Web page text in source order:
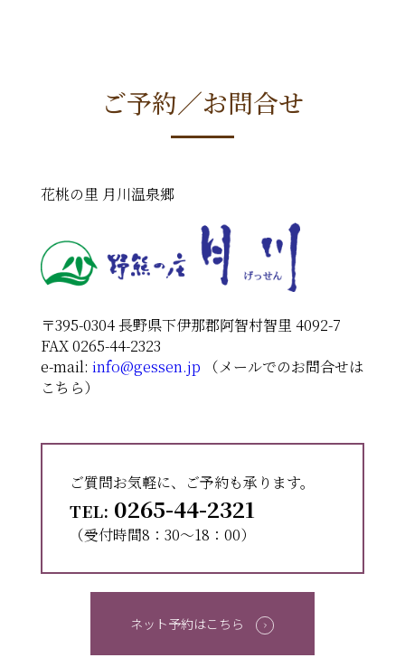
ご予約／お問合せ
花桃の里 月川温泉郷
〒395-0304 長野県下伊那郡阿智村智里 4092-7
FAX 0265-44-2323
e-mail: info@gessen.jp
（メールでのお問合せは
こちら）
ご質問お気軽に、ご予約も承ります。
TEL: 0265-44-2321
（受付時間8：30〜18：00）
ネット予約はこちら